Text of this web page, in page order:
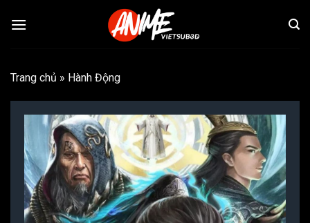
qua
Trang chủ » Hành Động